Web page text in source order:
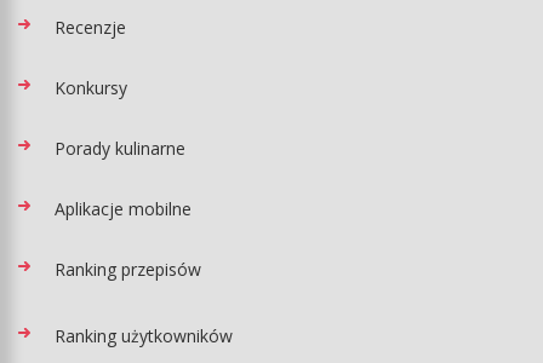
Recenzje
Konkursy
Porady kulinarne
Aplikacje mobilne
Ranking przepisów
Ranking użytkowników